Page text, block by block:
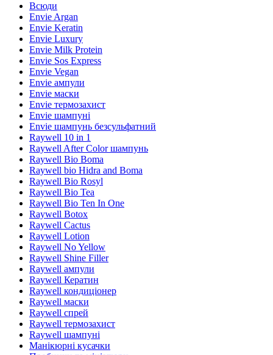
Всюди
Envie Argan
Envie Keratin
Envie Luxury
Envie Milk Protein
Envie Sos Express
Envie Vegan
Envie ампули
Envie маски
Envie термозахист
Envie шампуні
Envie шампунь безсульфатний
Raywell 10 in 1
Raywell After Color шампунь
Raywell Bio Boma
Raywell bio Hidra and Boma
Raywell Bio Rosyl
Raywell Bio Tea
Raywell Bio Ten In One
Raywell Botox
Raywell Cactus
Raywell Lotion
Raywell No Yellow
Raywell Shine Filler
Raywell ампули
Raywell Кератин
Raywell кондиціонер
Raywell маски
Raywell спрей
Raywell термозахист
Raywell шампуні
Манікюрні кусачки